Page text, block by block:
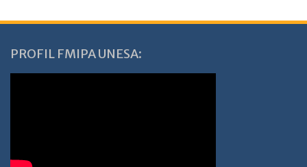
PROFIL FMIPA UNESA: